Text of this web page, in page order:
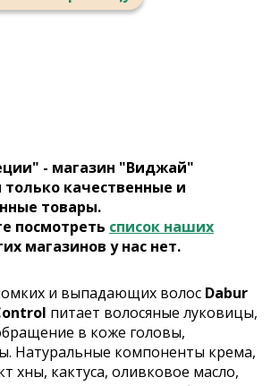
- магазин "Виджай"
качественные и
товары.
посмотреть список наших
магазинов у нас нет.
и выпадающих волос Dabur
питает волосяные луковицы,
в коже головы,
Натуральные компоненты крема,
хны, кактуса, оливковое масло,